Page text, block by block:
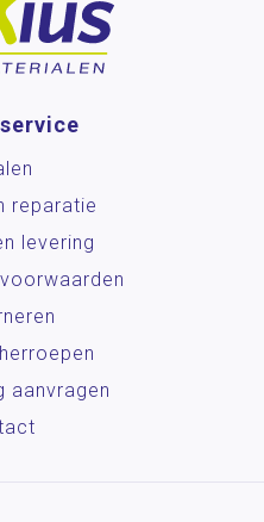
reparatie
levering
aanvragen